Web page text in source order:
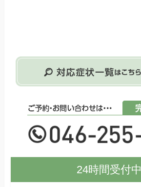
24時間受付中